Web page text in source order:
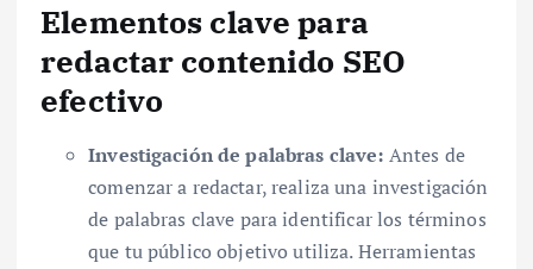
Elementos clave para
redactar contenido SEO
efectivo
Investigación de palabras clave: Antes de
comenzar a redactar, realiza una investigación
de palabras clave para identificar los términos
que tu público objetivo utiliza. Herramientas